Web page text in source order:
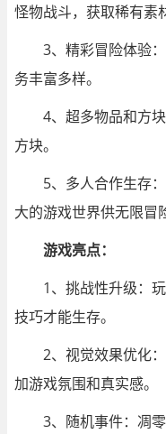
怪物战斗，获取稀有素
3、精彩冒险体验
务丰富多样。
4、超多物品和方
方块。
5、多人合作生存
大的游戏世界供无限冒
游戏亮点：
1、挑战性升级：
技巧才能生存。
2、视觉效果优化
加游戏氛围和真实感。
3、随机事件：凋